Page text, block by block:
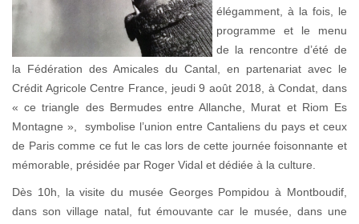
élégamment, à la fois, le
programme et le menu
de la rencontre d’été de
la Fédération des Amicales du Cantal, en partenariat avec le
Crédit Agricole Centre France, jeudi 9 août 2018, à Condat, dans
« ce triangle des Bermudes entre Allanche, Murat et Riom Es
Montagne », symbolise l’union entre Cantaliens du pays et ceux
de Paris comme ce fut le cas lors de cette journée foisonnante et
mémorable, présidée par Roger Vidal et dédiée à la culture.
Dès 10h, la visite du musée Georges Pompidou à Montboudif,
dans son village natal, fut émouvante car le musée, dans une